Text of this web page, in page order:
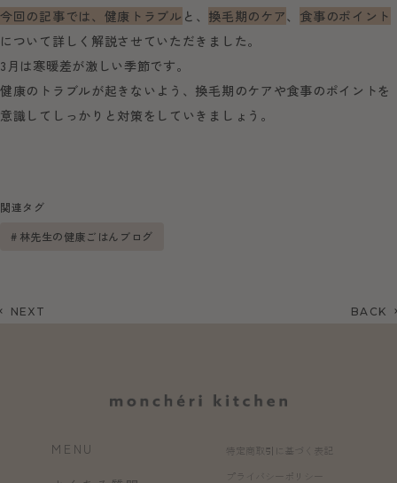
今回の記事では、健康トラブル と、 換毛期のケア、 食事のポイント
について詳しく解説させていただきました。
3月は寒暖差が激しい季節です。
健康のトラブルが起きないよう、換毛期のケアや食事のポイントを
意識してしっかりと対策をしていきましょう。
関連タグ
林先生の健康ごはんブログ
NEXT BACK
MENU
特定商取引に基づく表記
プライバシーポリシー